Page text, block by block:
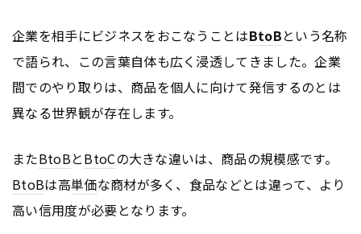
企業を相手にビジネスをおこなうことはBtoBという名称
で語られ、この言葉自体も広く浸透してきました。企業
間でのやり取りは、商品を個人に向けて発信するのとは
異なる世界観が存在します。
またBtoBとBtoCの大きな違いは、商品の規模感です。
BtoBは高単価な商材が多く、食品などとは違って、より
高い信用度が必要となります。